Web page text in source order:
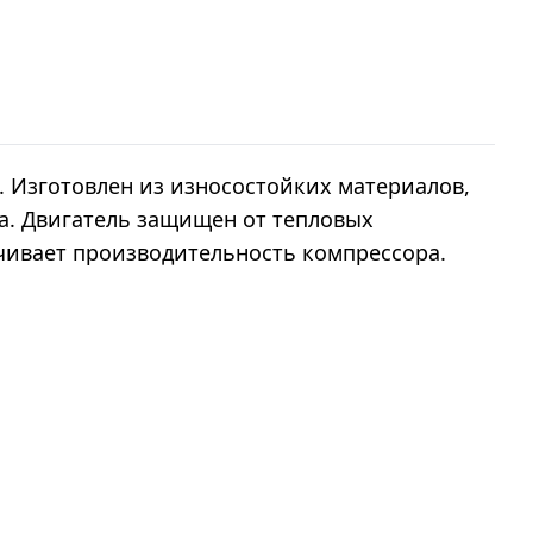
из износостойких материалов,
Двигатель защищен от тепловых
производительность компрессора.